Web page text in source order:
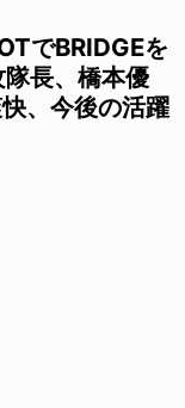
でBRIDGEを
長、橋本優
、今後の活躍